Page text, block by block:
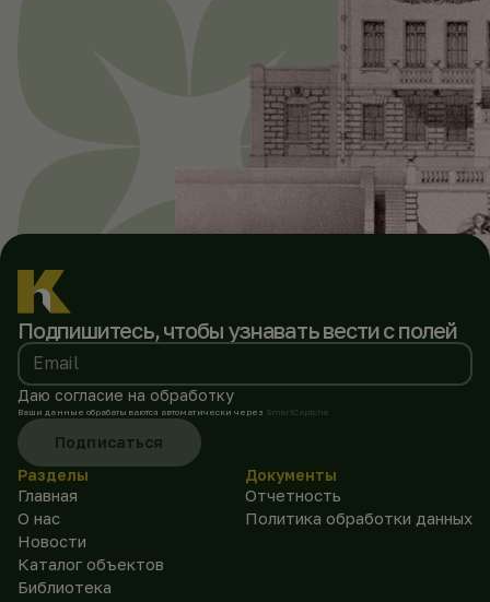
Подпишитесь, чтобы узнавать вести с полей
Email
Даю согласие на обработку
Ваши данные обрабатываются автоматически через SmartCaptcha
Подписаться
Разделы
Главная
О нас
Новости
Каталог объектов
Библиотека
Документы
Отчетность
Политика обработки данных